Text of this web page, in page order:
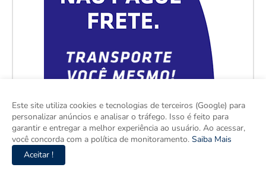
Este site utiliza cookies e tecnologias de terceiros (Google) para
personalizar anúncios e analisar o tráfego. Isso é feito para
garantir e entregar a melhor experiência ao usuário. Ao acessar,
você concorda com a política de monitoramento. Saiba Mais
Aceitar !